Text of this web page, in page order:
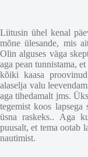
Liitusin ühel kenal
mõne ülesande, mis
Olin alguses väga
aga pean tunnistama,
kõiki kaasa
alaselja valu
aga tihedamalt jms.
tegemist koos
üsna raskeks.. Aga
puusalt, et tema ootab
nautimist.